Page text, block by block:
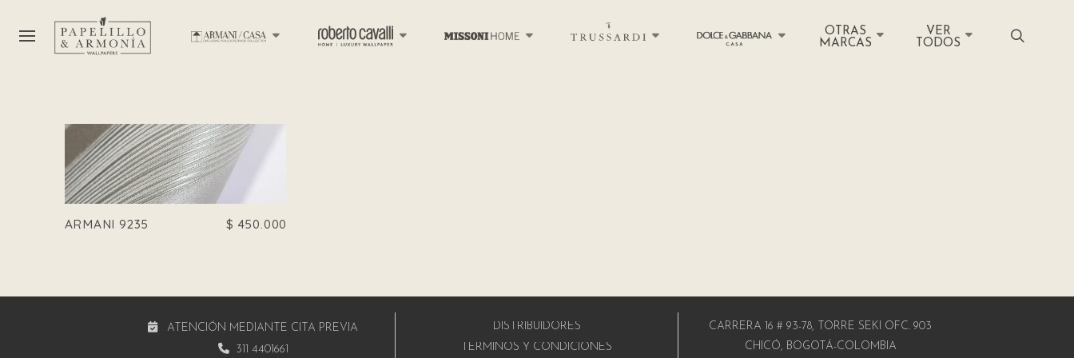
OTRAS
MARCAS
VER
TODOS
ARMANI 9235 $ 450.000
ATENCIÓN MEDIANTE CITA PREVIA
311 4401661
DISTRIBUIDORES
TÉRMINOS Y CONDICIONES
CARRERA 16 # 93-78, TORRE SEKI OFC. 903
CHICÓ, BOGOTÁ-COLOMBIA